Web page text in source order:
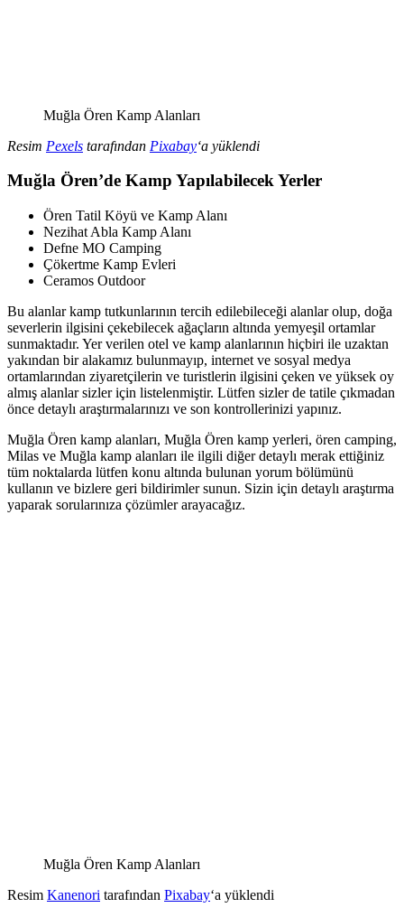
Muğla Ören Kamp Alanları
Resim Pexels tarafından Pixabay‘a yüklendi
Muğla Ören’de Kamp Yapılabilecek Yerler
Ören Tatil Köyü ve Kamp Alanı
Nezihat Abla Kamp Alanı
Defne MO Camping
Çökertme Kamp Evleri
Ceramos Outdoor
Bu alanlar kamp tutkunlarının tercih edilebileceği alanlar olup, doğa
severlerin ilgisini çekebilecek ağaçların altında yemyeşil ortamlar
sunmaktadır. Yer verilen otel ve kamp alanlarının hiçbiri ile uzaktan
yakından bir alakamız bulunmayıp, internet ve sosyal medya
ortamlarından ziyaretçilerin ve turistlerin ilgisini çeken ve yüksek oy
almış alanlar sizler için listelenmiştir. Lütfen sizler de tatile çıkmadan
önce detaylı araştırmalarınızı ve son kontrollerinizi yapınız.
Muğla Ören kamp alanları, Muğla Ören kamp yerleri, ören camping,
Milas ve Muğla kamp alanları ile ilgili diğer detaylı merak ettiğiniz
tüm noktalarda lütfen konu altında bulunan yorum bölümünü
kullanın ve bizlere geri bildirimler sunun. Sizin için detaylı araştırma
yaparak sorularınıza çözümler arayacağız.
Muğla Ören Kamp Alanları
Resim Kanenori tarafından Pixabay‘a yüklendi